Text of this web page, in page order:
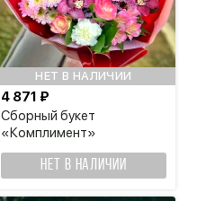
НЕТ В НАЛИЧИИ
Сборный букет
«Комплимент»
4 871 ₽
НЕТ В НАЛИЧИИ